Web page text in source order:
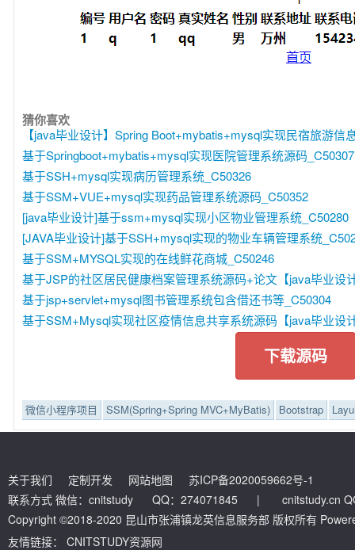
猜你喜欢
【java毕业设计】Spring Boot+mybatis+mysql实现民宿旅游信
基于Springboot+mybatis+mysql实现医院管理系统源码_C50307
基于SSH+mysql实现病历管理系统_C50326
基于SSM+VUE+mysql实现药品管理系统源码_C50352
[java毕业设计]基于ssm+mysql实现小区物业管理系统_C50280
[JAVA毕业设计]基于SSH+mysql实现的物业车辆管理系统
基于SSM+MYSQL实现的在线鲜花商城_C50246
基于JSP的社区居民健康档案管理系统源码+论文【java毕业设
基于jsp+servlet+mysql图书管理系统包含借还书等_C50304
基于SSM+Mysql实现社区疫情信息共享系统源码【java毕业设
下载源码
微信小程序项目 SSM(Spring+Spring MVC+MyBatis) Bootstrap
关于我们 定制开发 网站地图
苏ICP备2020059662号-1
联系方式 微信：cnitstudy QQ：274071845
|
cnitstudy.cn
Copyright ©2018-2020 昆山市张浦镇龙英信息服务部 版权所有
友情链接：
CNITSTUDY资源网